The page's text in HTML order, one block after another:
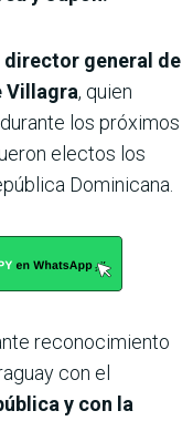
director general de
Villagra, quien
los próximos
electos los
Dominicana.
reconocimiento
con el
y con la